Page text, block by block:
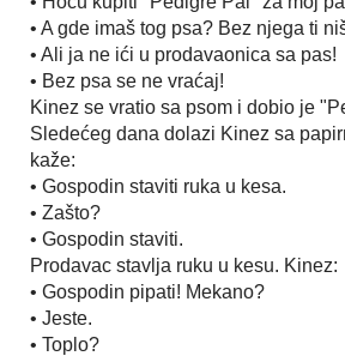
• A gde imaš tog psa? Bez njega ti
• Ali ja ne ići u prodavaonica sa pas!
• Bez psa se ne vraćaj!
Kinez se vratio sa psom i dobio je
Sledećeg dana dolazi Kinez sa
kaže:
• Gospodin staviti ruka u kesa.
• Zašto?
• Gospodin staviti.
Prodavac stavlja ruku u kesu. Kinez:
• Gospodin pipati! Mekano?
• Jeste.
• Toplo?